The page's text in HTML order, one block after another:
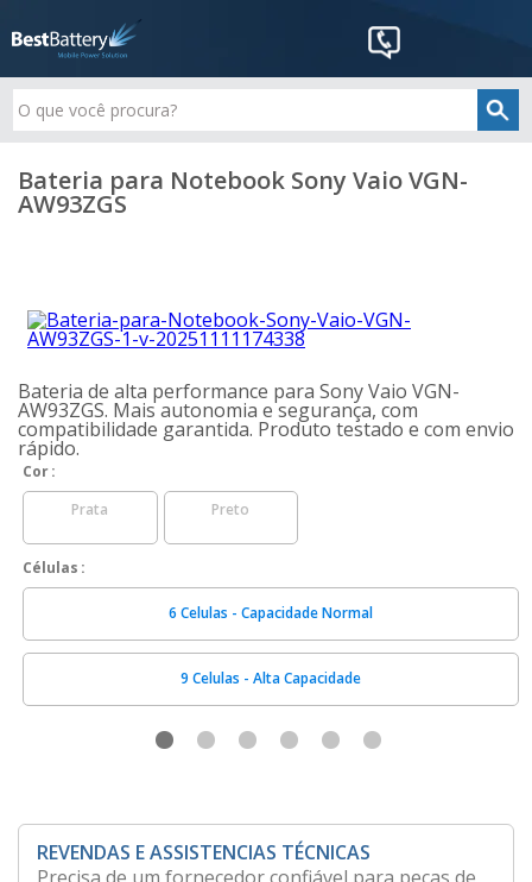
Bateria para Notebook Sony Vaio VGN-
AW93ZGS
Bateria de alta performance para Sony Vaio VGN-
AW93ZGS. Mais autonomia e segurança, com
compatibilidade garantida. Produto testado e com envio
rápido.
Cor
Prata
Preto
Células
6 Celulas - Capacidade Normal
9 Celulas - Alta Capacidade
REVENDAS E ASSISTENCIAS TÉCNICAS